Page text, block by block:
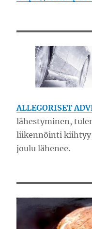
ALLEGORISET
lähestyminen,
liikennöinti
joulu lähenee.